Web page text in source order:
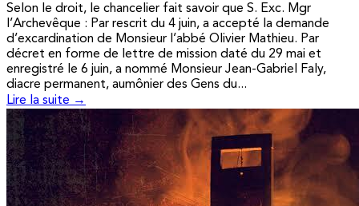
Selon le droit, le chancelier fait savoir que S. Exc. Mgr
l’Archevêque : Par rescrit du 4 juin, a accepté la demande
d’excardination de Monsieur l’abbé Olivier Mathieu. Par
décret en forme de lettre de mission daté du 29 mai et
enregistré le 6 juin, a nommé Monsieur Jean-Gabriel Faly,
diacre permanent, aumônier des Gens du...
Lire la suite →